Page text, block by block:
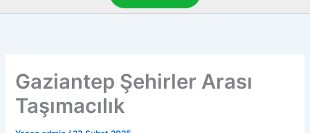
Gaziantep Şehirler Arası
Taşımacılık